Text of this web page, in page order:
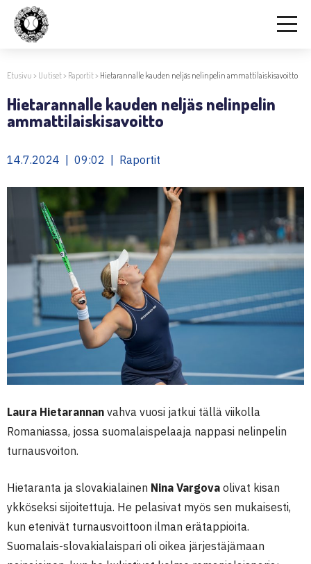
Etusivu > Uutiset> Raportit> Hietarannalle kauden neljäs nelinpelin ammattilaiskisavoitto
Hietarannalle kauden neljäs nelinpelin
ammattilaiskisavoitto
14.7.2024 | 09:02 | Raportit
Laura Hietarannan vahva vuosi jatkui tällä viikolla
Romaniassa, jossa suomalaispelaaja nappasi nelinpelin
turnausvoiton.
Hietaranta ja slovakialainen Nina Vargova olivat kisan
ykköseksi sijoitettuja. He pelasivat myös sen mukaisesti,
kun etenivät turnausvoittoon ilman erätappioita.
Suomalais-slovakialaispari oli oikea järjestäjämaan